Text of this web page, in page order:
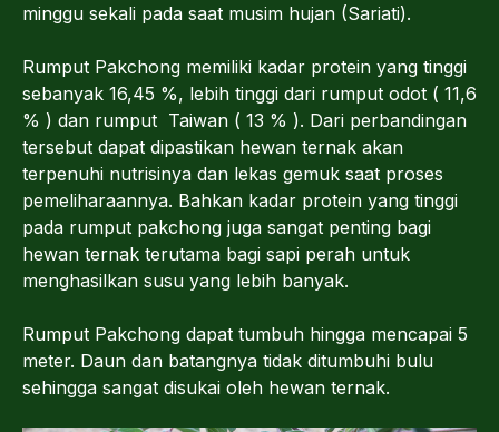
minggu sekali pada saat musim hujan (Sariati).
Rumput Pakchong memiliki kadar protein yang tinggi
sebanyak 16,45 %, lebih tinggi dari rumput odot ( 11,6
% ) dan rumput Taiwan ( 13 % ). Dari perbandingan
tersebut dapat dipastikan hewan ternak akan
terpenuhi nutrisinya dan lekas gemuk saat proses
pemeliharaannya. Bahkan kadar protein yang tinggi
pada rumput pakchong juga sangat penting bagi
hewan ternak terutama bagi sapi perah untuk
menghasilkan susu yang lebih banyak.
Rumput Pakchong dapat tumbuh hingga mencapai 5
meter. Daun dan batangnya tidak ditumbuhi bulu
sehingga sangat disukai oleh hewan ternak.